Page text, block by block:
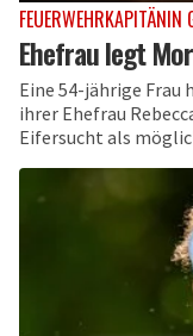
FEUERWEHRKAPITÄNIN
Ehefrau legt
Eine 54-jährige
ihrer Ehefrau
Eifersucht als